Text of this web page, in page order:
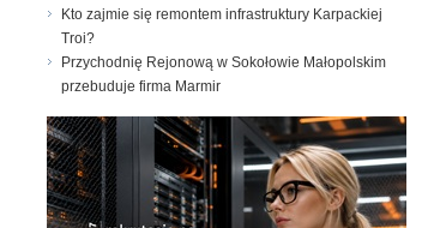
Kto zajmie się remontem infrastruktury Karpackiej
Troi?
Przychodnię Rejonową w Sokołowie Małopolskim
przebuduje firma Marmir